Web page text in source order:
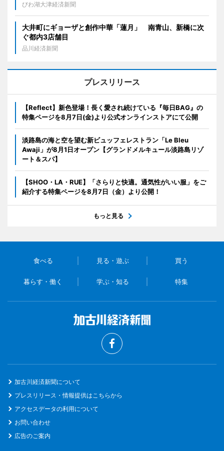
びわ湖大津経済新聞
大井町にギョーザと創作中華「蓮月」 南青山、新橋に次
ぐ都内3店舗目
品川経済新聞
プレスリリース
【Reflect】新色登場！長く愛され続けている『毎日BAG』の
特集ページを8月7日(金)より公式オンラインストアにて公開
淡路島の海と空を望む新ビュッフェレストラン「Le Bleu
Awaji」が8月1日オープン【グランドメルキュール淡路島リゾ
ート＆スパ】
【SHOO・LA・RUE】「さらりと快適。通気性がいい服」をご
紹介する特集ページを8月7日（金）より公開！
もっと見る
食べる 見る・遊ぶ 買う
暮らす・働く 学ぶ・知る 特集
加古川経済新聞について
プレスリリース・情報提供はこちらから
アクセスデータの利用について
お問い合わせ
広告のご案内